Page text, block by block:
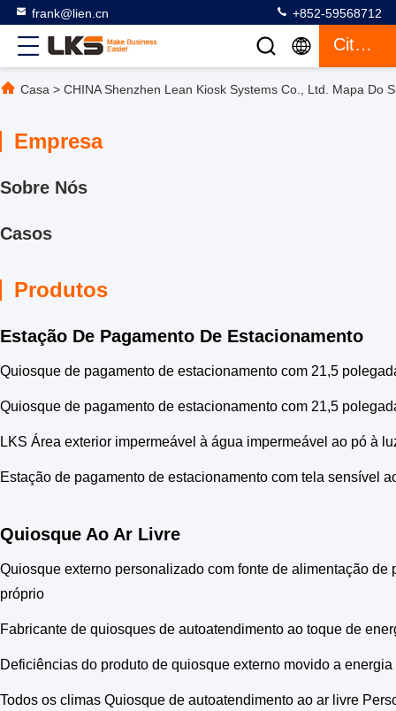
frank@lien.cn +852-59568712
Citações
Casa > CHINA Shenzhen Lean Kiosk Systems Co., Ltd. Mapa Do
Empresa
Sobre Nós
Casos
Produtos
Estação De Pagamento De Estacionamento
Quiosque de pagamento de estacionamento com 21,5
Quiosque de pagamento de estacionamento com 21,5
LKS Área exterior impermeável à água impermeável ao pó à
Estação de pagamento de estacionamento com tela sensível
Quiosque Ao Ar Livre
Quiosque externo personalizado com fonte de alimentação
próprio
Fabricante de quiosques de autoatendimento ao toque de
Deficiências do produto de quiosque externo movido a
Todos os climas Quiosque de autoatendimento ao ar livre